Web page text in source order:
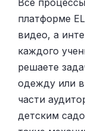
Все
платформе
видео, а
каждого
решаете
одежду или
части
детским